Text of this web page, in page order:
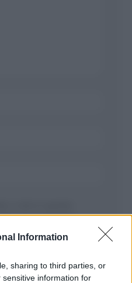
Information
sharing to third parties, or
information for
che commento.